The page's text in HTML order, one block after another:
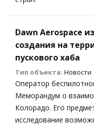
Dawn Aerospace
создания на
пускового хаба
Тип объекта: Новости
Оператор
Меморандум о
Колорадо. Его
исследование